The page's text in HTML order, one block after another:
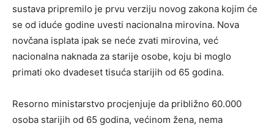
sustava pripremilo je prvu verziju novog zakona kojim će
se od iduće godine uvesti nacionalna mirovina. Nova
novčana isplata ipak se neće zvati mirovina, već
nacionalna naknada za starije osobe, koju bi moglo
primati oko dvadeset tisuća starijih od 65 godina.
Resorno ministarstvo procjenjuje da približno 60.000
osoba starijih od 65 godina, većinom žena, nema